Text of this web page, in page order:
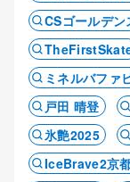
CSゴールデン
ミネルバファ
戸田 晴登
氷艶2025
IceBrave2京